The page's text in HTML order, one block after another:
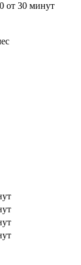
от 30 минут